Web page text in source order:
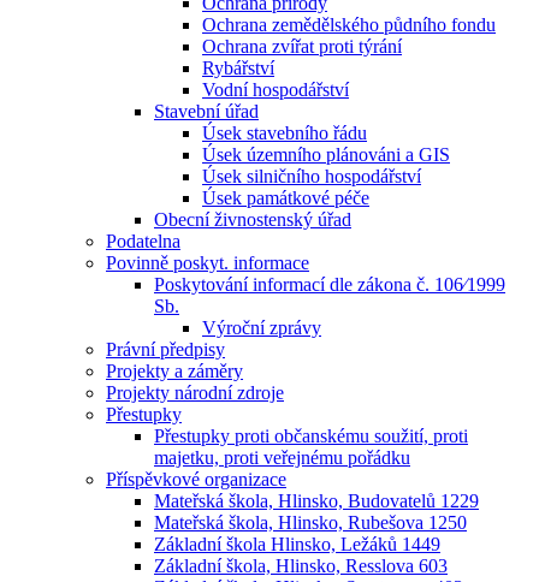
Ochrana zemědělského půdního fondu
Ochrana zvířat proti týrání
Rybářství
Vodní hospodářství
Stavební úřad
Úsek stavebního řádu
Úsek územního plánováni a GIS
Úsek silničního hospodářství
Úsek památkové péče
Obecní živnostenský úřad
Podatelna
Povinně poskyt. informace
Poskytování informací dle zákona č. 106⁄1999
Sb.
Výroční zprávy
Právní předpisy
Projekty a záměry
Projekty národní zdroje
Přestupky
Přestupky proti občanskému soužití, proti
majetku, proti veřejnému pořádku
Příspěvkové organizace
Mateřská škola, Hlinsko, Budovatelů 1229
Mateřská škola, Hlinsko, Rubešova 1250
Základní škola Hlinsko, Ležáků 1449
Základní škola, Hlinsko, Resslova 603